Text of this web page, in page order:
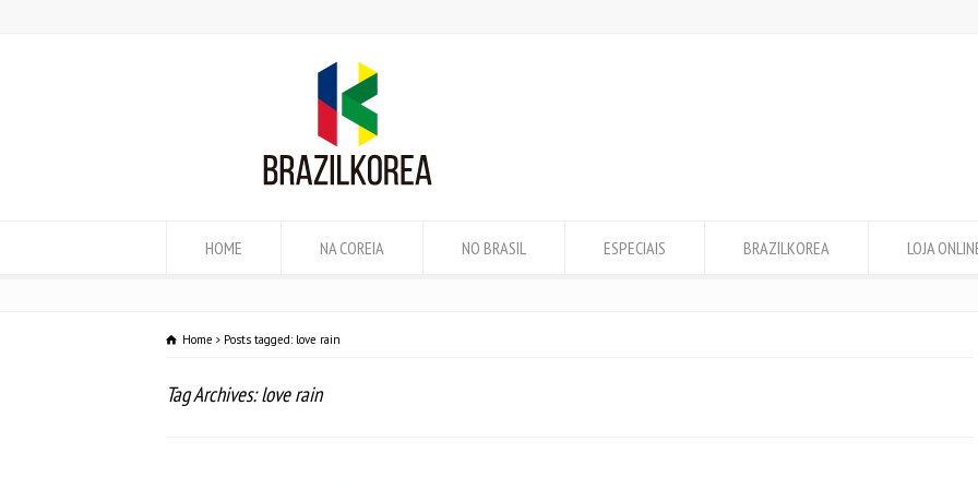
HOME NA COREIA NO BRASIL ESPECIAIS BRAZILKOREA LOJA
Home Posts tagged: love rain
Tag Archives: love rain